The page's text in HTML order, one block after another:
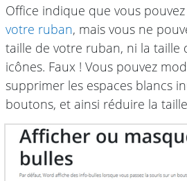
Office indique que vous pouvez
votre ruban, mais vous ne
taille de votre ruban, ni la taille
icônes. Faux ! Vous pouvez
supprimer les espaces blancs
boutons, et ainsi réduire la